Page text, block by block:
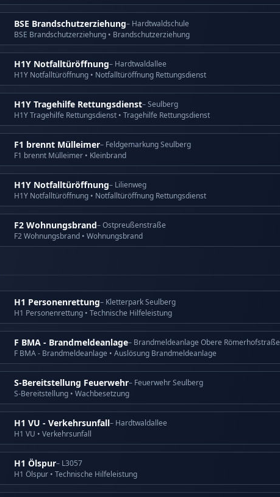
BSE Brandschutzerziehung– Hardtwaldschule
BSE Brandschutzerziehung • Brandschutzerziehung
H1Y Notfalltüröffnung– Hardtwaldallee
H1Y Notfalltüröffnung • Notfalltüröffnung Rettungsdienst
H1Y Tragehilfe Rettungsdienst– Seulberg
H1Y Tragehilfe Rettungsdienst • Tragehilfe Rettungsdienst
F1 brennt Mülleimer– Feldgemarkung Seulberg
F1 brennt Mülleimer • Kleinbrand
H1Y Notfalltüröffnung– Lilienweg
H1Y Notfalltüröffnung • Notfalltüröffnung Rettungsdienst
F2 Wohnungsbrand– Ostpreußenstraße
F2 Wohnungsbrand • Wohnungsbrand
H1 Personenrettung– Kletterpark Seulberg
H1 Personenrettung • Technische Hilfeleistung
F BMA - Brandmeldeanlage– Brandmeldeanlage Obere Römerhofstraße
F BMA - Brandmeldeanlage • Auslösung Brandmeldeanlage
S-Bereitstellung Feuerwehr– Feuerwehr Seulberg
S-Bereitstellung • Wachbesetzung
H1 VU - Verkehrsunfall– Hardtwaldallee
H1 VU • Verkehrsunfall
H1 Ölspur– L3057
H1 Ölspur • Technische Hilfeleistung